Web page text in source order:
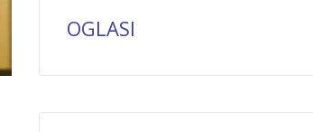
OGLASI